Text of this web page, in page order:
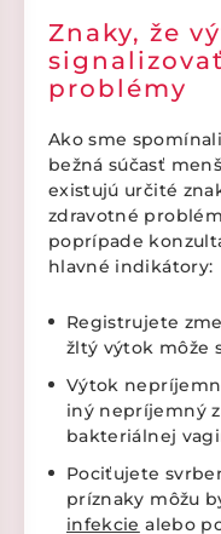
Znaky, že
problémy
Ako sme
bežná súčasť
existujú určité
zdravotné
poprípade
hlavné indikátory:
Registrujete
žltý výtok môže
Výtok
iný nepríjemný
bakteriálnej
Pociťujete
príznaky môžu
infekcie alebo